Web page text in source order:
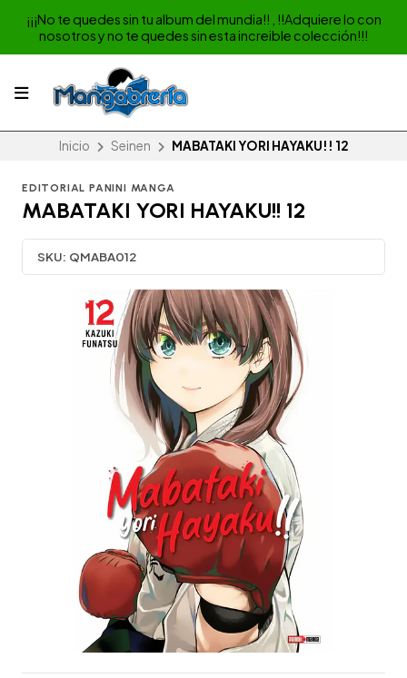
¡¡¡No te quedes sin tu album del mundia!! , !!Adquiere lo con
nosotros y no te quedes sin esta increible colección!!!
Inicio Seinen MABATAKI YORI HAYAKU!! 12
EDITORIAL PANINI MANGA
MABATAKI YORI HAYAKU!! 12
SKU: QMABA012